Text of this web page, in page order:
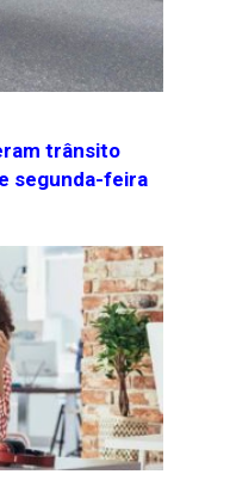
trânsito
segunda-feira